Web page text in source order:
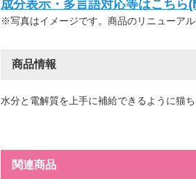
成分表示・多言語対応等はこ
※写真はイメージです。商品のリニューア
商品情報
水分と電解質を上手に補給できるように猫
関連商品